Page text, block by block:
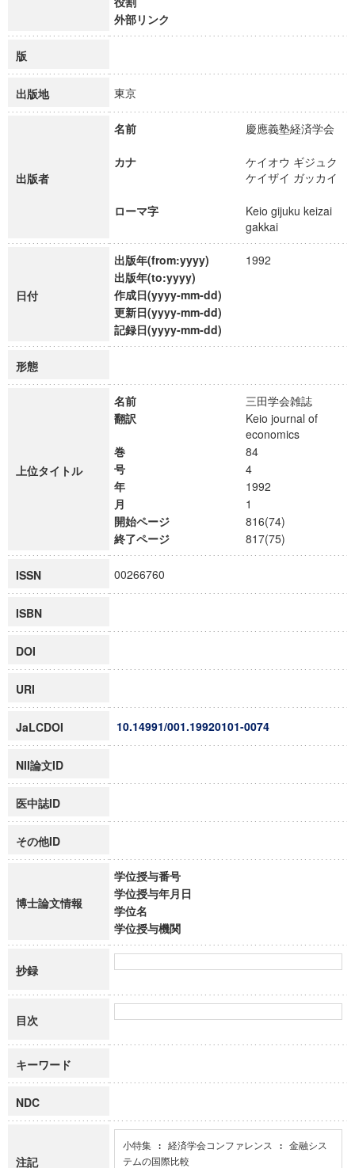
外部リンク
版
出版地 東京
出版者
名前 慶應義塾経済学会
カナ
ケイオウ ギジュク
ケイザイ ガッカイ
ローマ字
Keio gijuku keizai
gakkai
日付
出版年(from:yyyy)
1992
出版年(to:yyyy)
作成日(yyyy-mm-dd)
更新日(yyyy-mm-dd)
記録日(yyyy-mm-dd)
形態
上位タイトル
名前
三田学会雑誌
翻訳
Keio journal of
economics
巻
84
号
4
年
1992
月
1
開始ページ
816(74)
終了ページ
817(75)
ISSN 00266760
ISBN
DOI
URI
JaLCDOI 10.14991/001.19920101-0074
NII論文ID
医中誌ID
その他ID
博士論文情報
学位授与番号
学位授与年月日
学位名
学位授与機関
抄録
目次
キーワード
NDC
注記
小特集 : 経済学会コンファレンス : 金融シス
テムの国際比較